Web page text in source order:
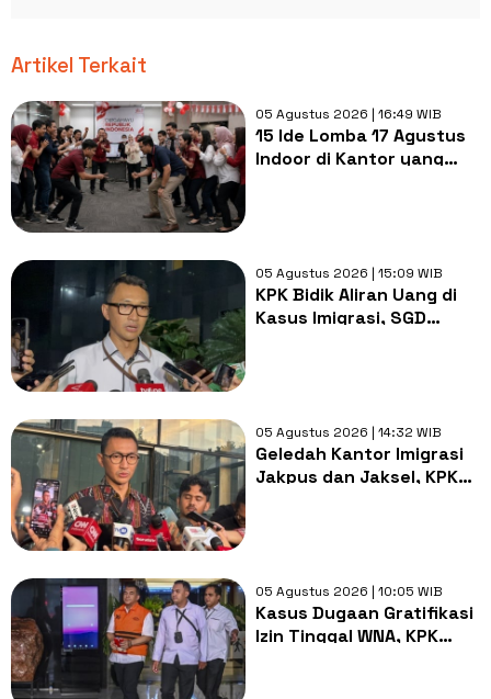
Artikel Terkait
05 Agustus 2026 | 16:49 WIB
15 Ide Lomba 17 Agustus
Indoor di Kantor yang
05 Agustus 2026 | 15:09 WIB
KPK Bidik Aliran Uang di
Kasus Imigrasi, SGD
05 Agustus 2026 | 14:32 WIB
Geledah Kantor Imigrasi
Jakpus dan Jaksel, KPK
05 Agustus 2026 | 10:05 WIB
Kasus Dugaan Gratifikasi
Izin Tinggal WNA, KPK